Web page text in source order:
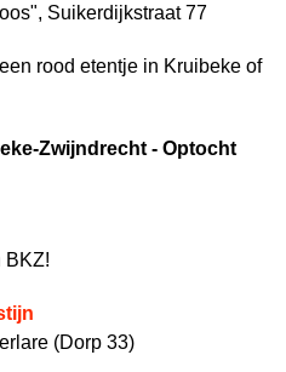
Suikerdijkstraat 77
rood etentje in Kruibeke of
Zwijndrecht - Optocht
BKZ!
(Dorp 33)